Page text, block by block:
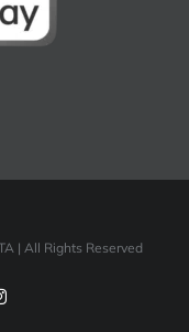
| All Rights Reserved
Instagram